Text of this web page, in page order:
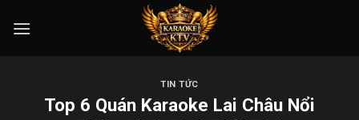
TIN TỨC
Top 6 Quán Karaoke Lai Châu Nổi